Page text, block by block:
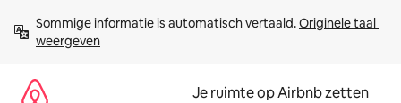
direct
naar
Sommige informatie is automatisch vertaald. Originele taal
weergeven
Je ruimte op Airbnb zetten